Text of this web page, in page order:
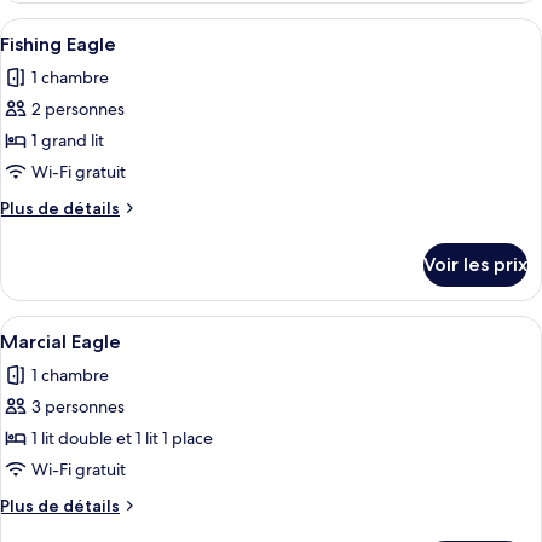
Royal
Eagle
type
de
chambre
Family
Royal
Afficher
toutes
les
photos
pour
ce
type
de
Fishing
Eagle
Une chambre avec un lit, une table
6
Fishing Eagle
1 chambre
2 personnes
1 grand lit
Wi-Fi gratuit
Plus de détails
Plus
le
type
de
Fishing
Eagle
Voir les prix
Afficher
toutes
les
photos
pour
ce
type
de
Une chambre avec deux lits,
15
Marcial Eagle
1 chambre
3 personnes
1 lit double et 1 lit 1 place
Wi-Fi gratuit
Plus de détails
Plus